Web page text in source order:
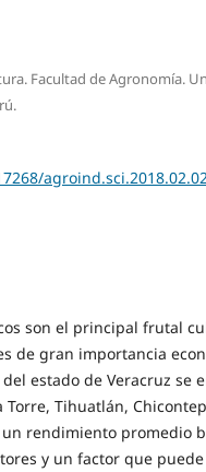
Facultad de Agronomía.
son el principal frutal
de gran importancia
estado de Veracruz se
Tihuatlán,
rendimiento promedio
y un factor que